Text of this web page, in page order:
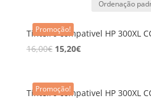
Promoção!
Tinteiro compativel HP 300XL
16,00€ 15,20€
Promoção!
Tinteiro compativel HP 300XL